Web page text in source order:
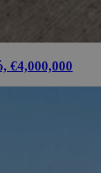
€4,000,000